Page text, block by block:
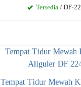
Tersedia/ DF-
Tempat Tidur Mewah